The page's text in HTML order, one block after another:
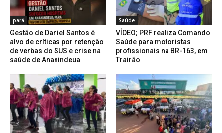
pará
Gestão de Daniel Santos é
alvo de críticas por retenção
de verbas do SUS e crise na
saúde de Ananindeua
Saúde
VÍDEO; PRF realiza Comando
Saúde para motoristas
profissionais na BR-163, em
Trairão